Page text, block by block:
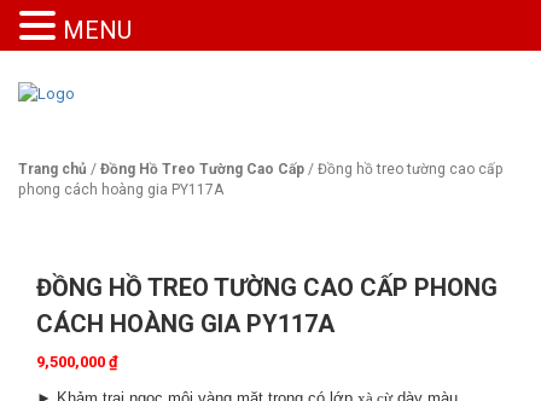
Trang chủ / Đồng Hồ Treo Tường Cao Cấp / Đồng hồ treo tường cao cấp
phong cách hoàng gia PY117A
ĐỒNG HỒ TREO TƯỜNG CAO CẤP PHONG
CÁCH HOÀNG GIA PY117A
9,500,000 ₫
MENU